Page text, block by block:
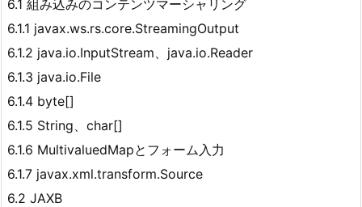
6.1 組み込みのコンテンツマーシャリング
6.1.1 javax.ws.rs.core.StreamingOutput
6.1.2 java.io.InputStream、java.io.Reader
6.1.3 java.io.File
6.1.4 byte[]
6.1.5 String、char[]
6.1.6 MultivaluedMapとフォーム入力
6.1.7 javax.xml.transform.Source
6.2 JAXB